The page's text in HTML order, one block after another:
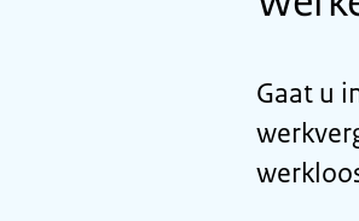
Gaat u